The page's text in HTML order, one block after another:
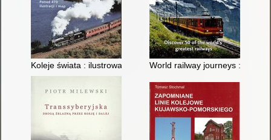
Koleje świata : ilustrowane kompendiumWorld railway journeys :